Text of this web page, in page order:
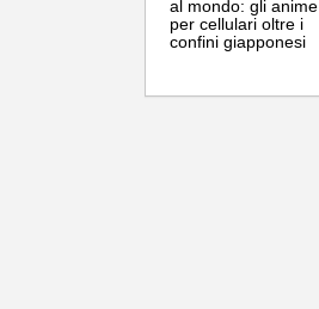
al mondo: gli anime
per cellulari oltre i
confini giapponesi